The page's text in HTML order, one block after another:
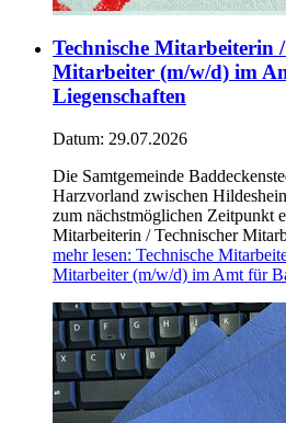
Technische Mitarbeiterin
Mitarbeiter (m/w/d) im
Liegenschaften
Datum: 29.07.2026
Die Samtgemeinde
Harzvorland zwischen
zum nächstmöglichen Zeitpunkt
Mitarbeiterin / Technischer
mehr lesen: Technische
Mitarbeiter (m/w/d) im Amt für